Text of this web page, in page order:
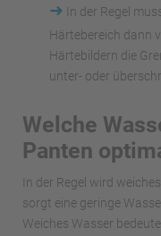
➜
In der Regel
Härtebereich dann
Härtebildern die
unter- oder
Welche
Panten
In der Regel wird
sorgt eine geringe
Weiches Wasser